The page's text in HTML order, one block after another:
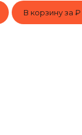
В корзину за